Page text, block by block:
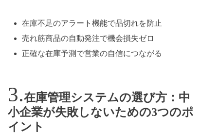
在庫不足のアラート機能で品切れを防止
売れ筋商品の自動発注で機会損失ゼロ
正確な在庫予測で営業の自信につながる
在庫管理システムの選び方：中
小企業が失敗しないための3つのポ
イント